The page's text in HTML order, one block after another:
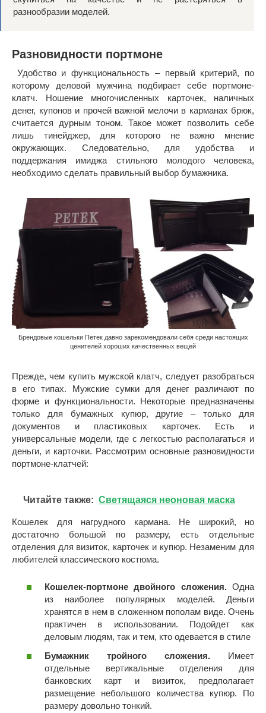
разнообразии моделей.
Разновидности портмоне
Удобство и функциональность – первый критерий, по
которому деловой мужчина подбирает себе портмоне-
клатч. Ношение многочисленных карточек, наличных
денег, купонов и прочей важной мелочи в карманах брюк,
считается дурным тоном. Такое может позволить себе
лишь тинейджер, для которого не важно мнение
окружающих. Следовательно, для удобства и
поддержания имиджа стильного молодого человека,
необходимо сделать правильный выбор бумажника.
Брендовые кошельки Петек давно зарекомендовали себя среди настоящих
ценителей хороших качественных вещей
Прежде, чем купить мужской клатч, следует разобраться
в его типах. Мужские сумки для денег различают по
форме и функциональности. Некоторые предназначены
только для бумажных купюр, другие – только для
документов и пластиковых карточек. Есть и
универсальные модели, где с легкостью располагаться и
деньги, и карточки. Рассмотрим основные разновидности
портмоне-клатчей:
Читайте также: Светящаяся неоновая маска
Кошелек для нагрудного кармана. Не широкий, но
достаточно большой по размеру, есть отдельные
отделения для визиток, карточек и купюр. Незаменим для
любителей классического костюма.
Кошелек-портмоне двойного сложения.Одна
из наиболее популярных моделей. Деньги
хранятся в нем в сложенном пополам виде. Очень
практичен в использовании. Подойдет как
деловым людям, так и тем, кто одевается в стиле
Бумажник тройного сложения. Имеет
отдельные вертикальные отделения для
банковских карт и визиток, предполагает
размещение небольшого количества купюр. По
размеру довольно тонкий.